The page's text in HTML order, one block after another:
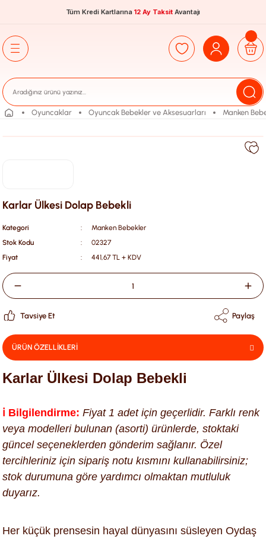
Tüm Kredi Kartlarına 12 Ay Taksit Avantajı
Oyuncaklar Oyuncak Bebekler ve Aksesuarları Manken
Karlar Ülkesi Dolap Bebekli
Kategori
Manken Bebekler
Stok Kodu
02327
Fiyat
441,67 TL + KDV
Tavsiye Et Paylaş
ÜRÜN ÖZELLİKLERİ
Karlar Ülkesi Dolap Bebekli
ℹ️ Bilgilendirme: Fiyat 1 adet için geçerlidir. Farklı renk
veya modelleri bulunan (asorti) ürünlerde, stoktaki
güncel seçeneklerden gönderim sağlanır. Özel
tercihleriniz için sipariş notu kısmını kullanabilirsiniz;
stok durumuna göre yardımcı olmaktan mutluluk
duyarız.
Her küçük prensesin hayal dünyasını süsleyen Oydaş